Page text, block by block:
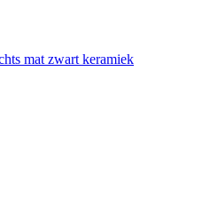
mat zwart keramiek